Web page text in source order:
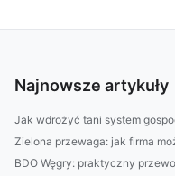
Najnowsze artykuły
Jak wdrożyć tani system
Zielona przewaga: jak firma
BDO Węgry: praktyczny